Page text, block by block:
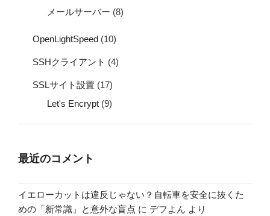
メールサーバー (8)
OpenLightSpeed (10)
SSHクライアント (4)
SSLサイト設置 (17)
Let's Encrypt (9)
最近のコメント
イエローカットは違反じゃない？自転車を安全に抜くた
めの「新常識」と意外な盲点 に デフよん より